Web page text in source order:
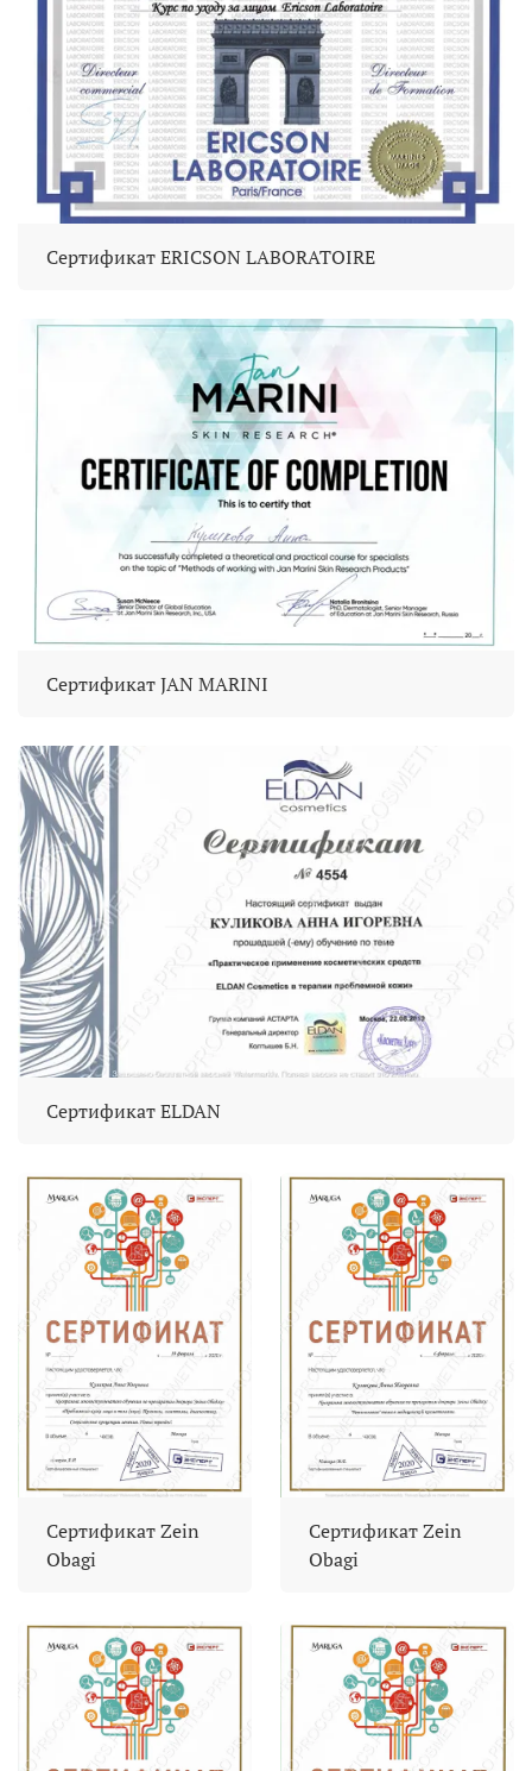
Сертификат ERICSON LABORATOIRE
Сертификат JAN MARINI
Сертификат ELDAN
Сертификат Zein
Obagi
Сертификат Zein
Obagi